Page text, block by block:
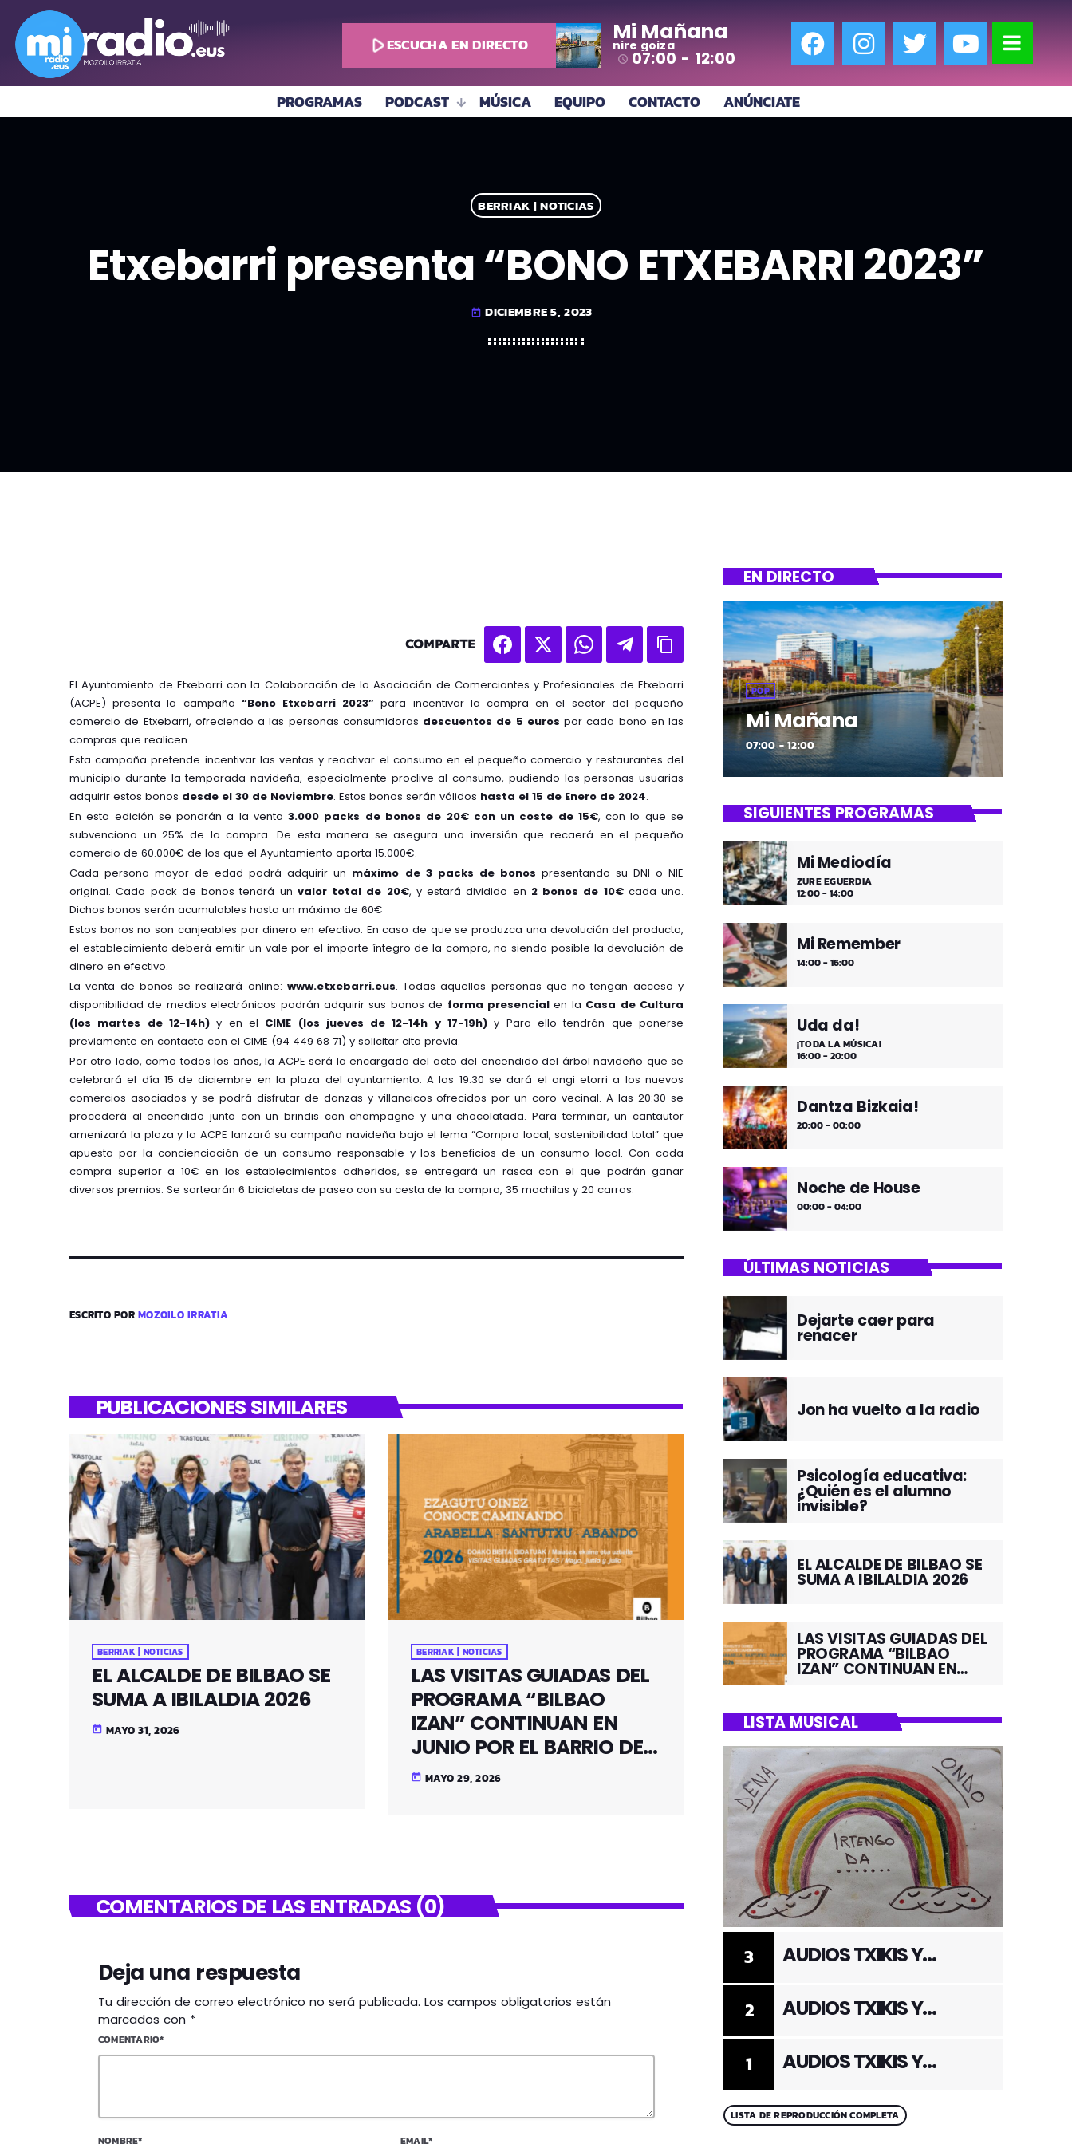
play_arrowESCUCHA EN DIRECTO Mi Mañana
nire goiza
access_time 07:00 - 12:00
PROGRAMAS PODCAST MÚSICA EQUIPO CONTACTO ANÚNCIATE
BERRIAK | NOTICIAS
Etxebarri presenta “BONO ETXEBARRI 2023”
today DICIEMBRE 5, 2023
COMPARTE
El Ayuntamiento de Etxebarri con la Colaboración de la Asociación de Comerciantes y Profesionales de Etxebarri
(ACPE) presenta la campaña “Bono Etxebarri 2023” para incentivar la compra en el sector del pequeño
comercio de Etxebarri, ofreciendo a las personas consumidoras descuentos de 5 euros por cada bono en las
compras que realicen.
Esta campaña pretende incentivar las ventas y reactivar el consumo en el pequeño comercio y restaurantes del
municipio durante la temporada navideña, especialmente proclive al consumo, pudiendo las personas usuarias
adquirir estos bonos desde el 30 de Noviembre. Estos bonos serán válidos hasta el 15 de Enero de 2024.
En esta edición se pondrán a la venta3.000 packs de bonos de 20€ con un coste de 15€, con lo que se
subvenciona un 25% de la compra. De esta manera se asegura una inversión que recaerá en el pequeño
comercio de 60.000€ de los que el Ayuntamiento aporta 15.000€.
Cada persona mayor de edad podrá adquirir un máximo de 3 packs de bonos presentando su DNI o NIE
original. Cada pack de bonos tendrá un valor total de 20€, y estará dividido en 2 bonos de 10€cada uno.
Dichos bonos serán acumulables hasta un máximo de 60€
Estos bonos no son canjeables por dinero en efectivo. En caso de que se produzca una devolución del producto,
el establecimiento deberá emitir un vale por el importe íntegro de la compra, no siendo posible la devolución de
dinero en efectivo.
La venta de bonos se realizará online: www.etxebarri.eus. Todas aquellas personas que no tengan acceso y
disponibilidad de medios electrónicos podrán adquirir sus bonos de forma presencial en la Casa de Cultura
(los martes de 12-14h)y en el CIME (los jueves de 12-14h y 17-19h) y Para ello tendrán que ponerse
previamente en contacto con el CIME (94 449 68 71) y solicitar cita previa.
Por otro lado, como todos los años, la ACPE será la encargada del acto del encendido del árbol navideño que se
celebrará el día 15 de diciembre en la plaza del ayuntamiento. A las 19:30 se dará el ongi etorri a los nuevos
comercios asociados y se podrá disfrutar de danzas y villancicos ofrecidos por un coro vecinal. A las 20:30 se
procederá al encendido junto con un brindis con champagne y una chocolatada. Para terminar, un cantautor
amenizará la plaza y la ACPE lanzará su campaña navideña bajo el lema “Compra local, sostenibilidad total” que
apuesta por la concienciación de un consumo responsable y los beneficios de un consumo local. Con cada
compra superior a 10€ en los establecimientos adheridos, se entregará un rasca con el que podrán ganar
diversos premios. Se sortearán 6 bicicletas de paseo con su cesta de la compra, 35 mochilas y 20 carros.
ESCRITO PORMOZOILO IRRATIA
PUBLICACIONES SIMILARES
BERRIAK | NOTICIAS
EL ALCALDE DE BILBAO SE
SUMA A IBILALDIA 2026
today MAYO 31, 2026
BERRIAK | NOTICIAS
LAS VISITAS GUIADAS DEL
PROGRAMA “BILBAO
IZAN” CONTINUAN EN
JUNIO POR EL BARRIO DE
SANTUTXU
today MAYO 29, 2026
COMENTARIOS DE LAS ENTRADAS (0)
Deja una respuesta
Tu dirección de correo electrónico no será publicada. Los campos obligatorios están
marcados con *
COMENTARIO*
NOMBRE* EMAIL*
EN DIRECTO
POP
Mi Mañana
07:00 - 12:00
SIGUIENTES PROGRAMAS
Mi Mediodía
ZURE EGUERDIA
12:00 - 14:00
Mi Remember
14:00 - 16:00
Uda da!
¡TODA LA MÚSICA!
16:00 - 20:00
Dantza Bizkaia!
20:00 - 00:00
Noche de House
00:00 - 04:00
ÚLTIMAS NOTICIAS
Dejarte caer para
renacer
Jon ha vuelto a la radio
Psicología educativa:
¿Quién es el alumno
invisible?
EL ALCALDE DE BILBAO SE
SUMA A IBILALDIA 2026
LAS VISITAS GUIADAS DEL
PROGRAMA “BILBAO
IZAN” CONTINUAN EN
LISTA MUSICAL
1 AUDIOS TXIKIS Y
2 AUDIOS TXIKIS Y
3 AUDIOS TXIKIS Y
LISTA DE REPRODUCCIÓN COMPLETA